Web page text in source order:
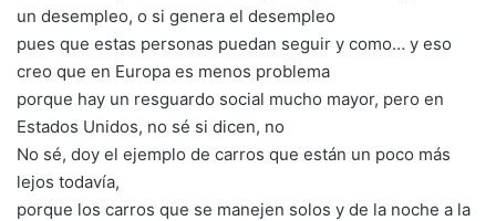
un desempleo, o si genera el desempleo
pues que estas personas puedan seguir y como… y eso
creo que en Europa es menos problema
porque hay un resguardo social mucho mayor, pero en
Estados Unidos, no sé si dicen, no
No sé, doy el ejemplo de carros que están un poco más
lejos todavía,
porque los carros que se manejen solos y de la noche a la